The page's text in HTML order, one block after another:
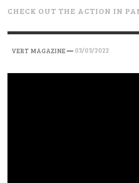
CHECK OUT THE ACTION IN
VERT MAGAZINE— 03/03/2022